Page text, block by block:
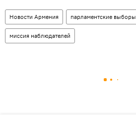
Новости Армения парламентские выборы
миссия наблюдателей